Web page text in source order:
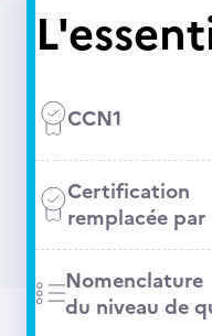
CCN1
Certification
remplacée par
Nomenclature
du niveau de